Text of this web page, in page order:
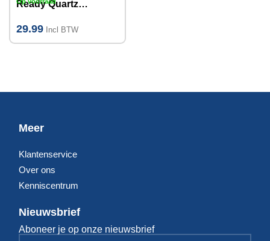
Ready Quartz
over tegel) 2kg
29.99 Incl BTW
Meer
Klantenservice
Over ons
Kenniscentrum
Nieuwsbrief
Aboneer je op onze nieuwsbrief